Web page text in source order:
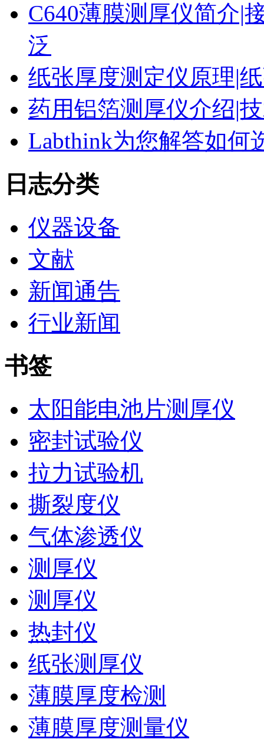
C640薄膜测厚仪简介|
泛
纸张厚度测定仪原理|
药用铝箔测厚仪介绍|
Labthink为您解答如何
日志分类
仪器设备
文献
新闻通告
行业新闻
书签
太阳能电池片测厚仪
密封试验仪
拉力试验机
撕裂度仪
气体渗透仪
测厚仪
测厚仪
热封仪
纸张测厚仪
薄膜厚度检测
薄膜厚度测量仪